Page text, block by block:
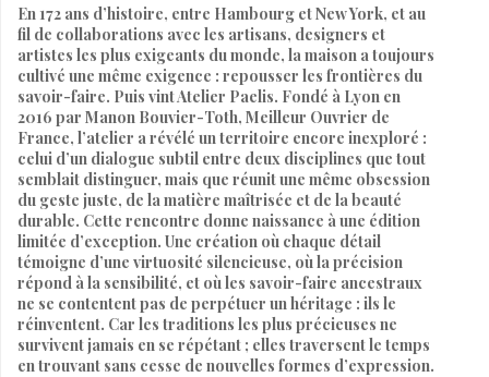
En 172 ans d’histoire, entre Hambourg et New York, et au
fil de collaborations avec les artisans, designers et
artistes les plus exigeants du monde, la maison a toujours
cultivé une même exigence : repousser les frontières du
savoir-faire. Puis vint Atelier Paelis. Fondé à Lyon en
2016 par Manon Bouvier-Toth, Meilleur Ouvrier de
France, l’atelier a révélé un territoire encore inexploré :
celui d’un dialogue subtil entre deux disciplines que tout
semblait distinguer, mais que réunit une même obsession
du geste juste, de la matière maîtrisée et de la beauté
durable. Cette rencontre donne naissance à une édition
limitée d’exception. Une création où chaque détail
témoigne d’une virtuosité silencieuse, où la précision
répond à la sensibilité, et où les savoir-faire ancestraux
ne se contentent pas de perpétuer un héritage : ils le
réinventent. Car les traditions les plus précieuses ne
survivent jamais en se répétant ; elles traversent le temps
en trouvant sans cesse de nouvelles formes d’expression.